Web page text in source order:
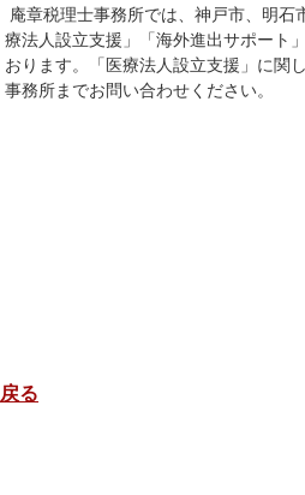
庵章税理士事務所では、神戸市、明
療法人設立支援」「海外進出サポート
おります。「医療法人設立支援」に関
事務所までお問い合わせください。
る